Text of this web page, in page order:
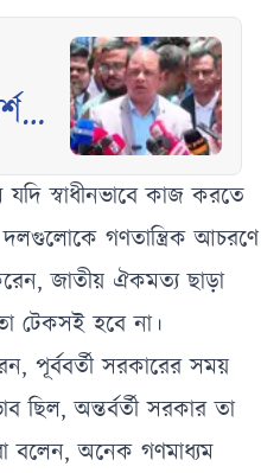
স্বাধীনভাবে কাজ করতে
গণতান্ত্রিক আচরণে
জাতীয় ঐকমত্য ছাড়া
টেকসই হবে না।
পূর্ববর্তী সরকারের সময়
ছিল, অন্তর্বর্তী সরকার তা
বলেন, অনেক গণমাধ্যম